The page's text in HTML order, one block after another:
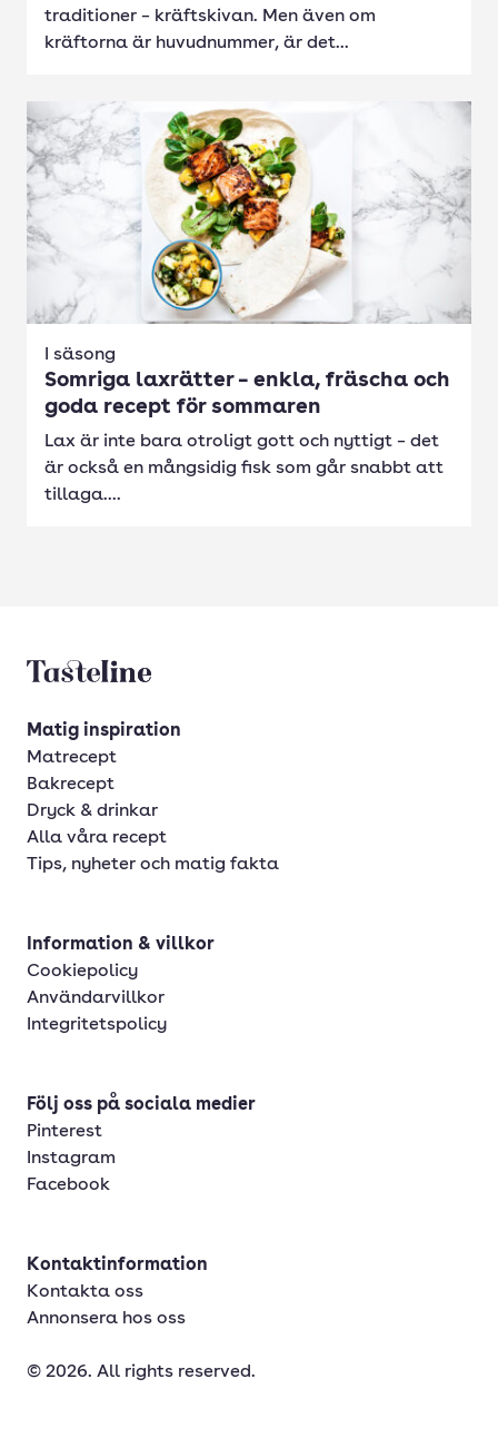
traditioner – kräftskivan. Men även om
kräftorna är huvudnummer, är det...
I säsong
Somriga laxrätter – enkla, fräscha och
goda recept för sommaren
Lax är inte bara otroligt gott och nyttigt – det
är också en mångsidig fisk som går snabbt att
tillaga....
Tasteline startsida
Matig inspiration
Matrecept
Bakrecept
Dryck & drinkar
Alla våra recept
Tips, nyheter och matig fakta
Information & villkor
Cookiepolicy
Användarvillkor
Integritetspolicy
Följ oss på sociala medier
Pinterest
Instagram
Facebook
Kontaktinformation
Kontakta oss
Annonsera hos oss
© 2026. All rights reserved.